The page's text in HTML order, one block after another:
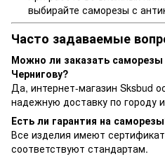
выбирайте саморезы с
Часто задаваемые
Можно ли заказать
Чернигову?
Да, интернет-магазин Sksbud
надежную доставку по городу
Есть ли гарантия на
Все изделия имеют
соответствуют стандартам.